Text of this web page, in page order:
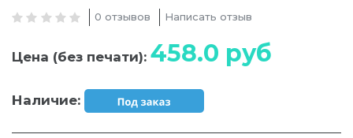
0 отзывов Написать отзыв
Цена (без печати): 458.0 руб
Наличие: